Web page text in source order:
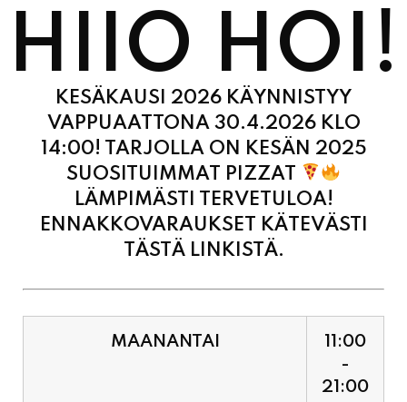
KESÄKAUSI 2026 KÄYNNISTYY
VAPPUAATTONA 30.4.2026 KLO
14:00! TARJOLLA ON KESÄN 2025
SUOSITUIMMAT PIZZAT
LÄMPIMÄSTI TERVETULOA!
ENNAKKOVARAUKSET KÄTEVÄSTI
TÄSTÄ LINKISTÄ.
-
21:00
11:00
-